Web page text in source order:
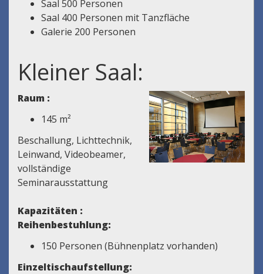
Saal 500 Personen
Saal 400 Personen mit Tanzfläche
Galerie 200 Personen
Kleiner Saal:
Raum :
145 m²
Beschallung, Lichttechnik,
Leinwand, Videobeamer,
vollständige
Seminarausstattung
Kapazitäten :
Reihenbestuhlung:
150 Personen (Bühnenplatz vorhanden)
Einzeltischaufstellung: